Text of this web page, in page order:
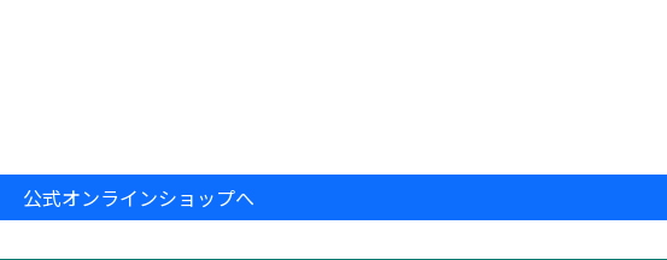
公式オンラインショップへ